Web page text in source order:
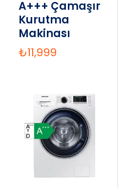
A+++ Çamaşır
Kurutma
Makinası
₺11,999